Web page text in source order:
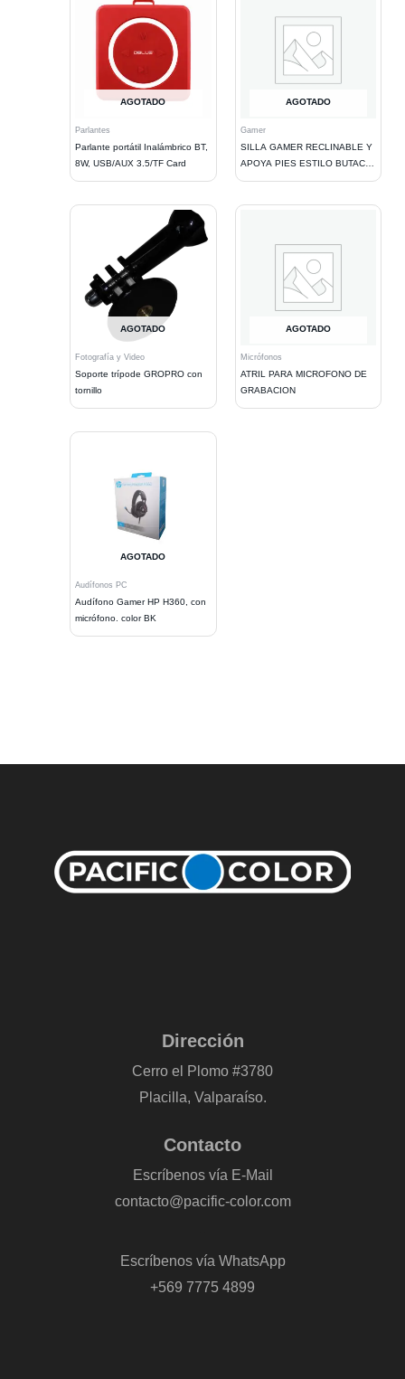
AGOTADO
Parlantes
Parlante portátil Inalámbrico BT,
8W, USB/AUX 3.5/TF Card
AGOTADO
Gamer
SILLA GAMER RECLINABLE Y
APOYA PIES ESTILO BUTACA.
GREEN
AGOTADO
Fotografía y Video
Soporte trípode GROPRO con
tornillo
AGOTADO
Micrófonos
ATRIL PARA MICROFONO DE
GRABACION
AGOTADO
Audífonos PC
Audífono Gamer HP H360, con
micrófono. color BK
Dirección
Cerro el Plomo #3780
Placilla, Valparaíso.
Contacto
Escríbenos vía E-Mail
contacto@pacific-color.com
Escríbenos vía WhatsApp
+569 7775 4899